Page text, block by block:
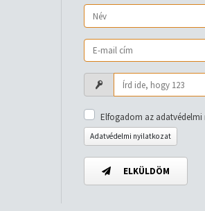
Elfogadom az
Adatvédelmi nyilatkozat
ELKÜLDÖM